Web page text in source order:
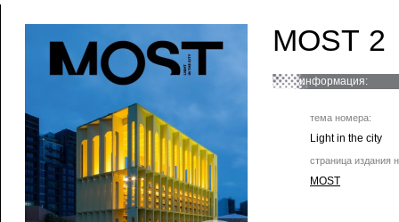
MOST 2
информация:
тема номера:
Light in the city
страница издания
MOST